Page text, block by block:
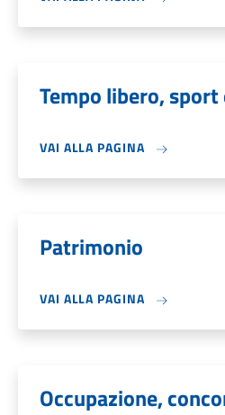
Tempo libero,
VAI ALLA PAGINA
Patrimonio
VAI ALLA PAGINA
Occupazione,